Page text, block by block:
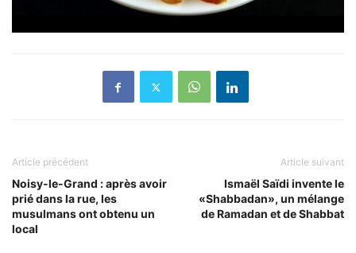
Article précédent
Noisy-le-Grand : après avoir
prié dans la rue, les
musulmans ont obtenu un
local
Article suivant
Ismaël Saïdi invente le
«Shabbadan», un mélange
de Ramadan et de Shabbat